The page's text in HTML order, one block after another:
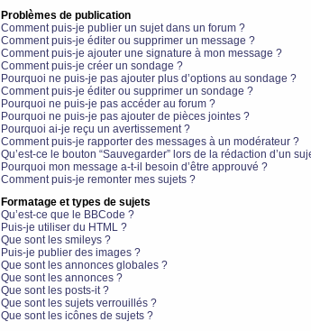
Problèmes de publication
Comment puis-je publier un sujet dans un forum ?
Comment puis-je éditer ou supprimer un message ?
Comment puis-je ajouter une signature à mon message ?
Comment puis-je créer un sondage ?
Pourquoi ne puis-je pas ajouter plus d’options au sondage ?
Comment puis-je éditer ou supprimer un sondage ?
Pourquoi ne puis-je pas accéder au forum ?
Pourquoi ne puis-je pas ajouter de pièces jointes ?
Pourquoi ai-je reçu un avertissement ?
Comment puis-je rapporter des messages à un modérateur ?
Qu’est-ce le bouton “Sauvegarder” lors de la rédaction d’un
Pourquoi mon message a-t-il besoin d’être approuvé ?
Comment puis-je remonter mes sujets ?
Formatage et types de sujets
Qu’est-ce que le BBCode ?
Puis-je utiliser du HTML ?
Que sont les smileys ?
Puis-je publier des images ?
Que sont les annonces globales ?
Que sont les annonces ?
Que sont les posts-it ?
Que sont les sujets verrouillés ?
Que sont les icônes de sujets ?